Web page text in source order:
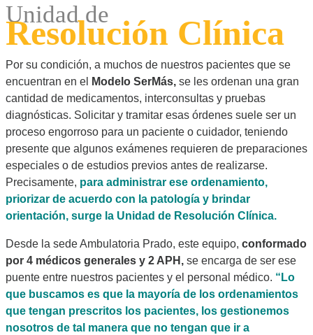
Unidad de
Resolución Clínica
Por su condición, a muchos de nuestros pacientes que se
encuentran en el
Modelo SerMás, se les ordenan una gran
cantidad de medicamentos, interconsultas y pruebas
diagnósticas. Solicitar y tramitar esas órdenes suele ser un
proceso engorroso para un paciente o cuidador, teniendo
presente que algunos exámenes requieren de preparaciones
especiales o de estudios previos antes de realizarse.
Precisamente, para administrar ese ordenamiento,
priorizar de acuerdo con la patología y brindar
orientación, surge la Unidad de Resolución Clínica.
Desde la sede Ambulatoria Prado, este equipo, conformado
por 4 médicos generales y 2 APH, se encarga de ser ese
puente entre nuestros pacientes y el personal médico. “Lo
que buscamos es que la mayoría de los ordenamientos
que tengan prescritos los pacientes, los gestionemos
nosotros de tal manera que no tengan que ir a